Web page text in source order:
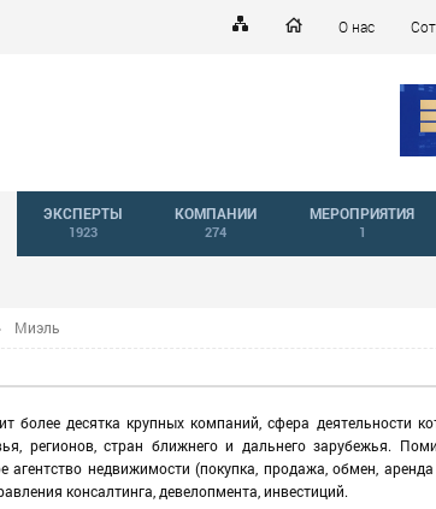
О нас
ЭКСПЕРТЫ
1923
КОМПАНИИ
274
МЕРОПРИЯТИЯ
1
Миэль
более десятка крупных компаний, сфера деятельности
регионов, стран ближнего и дальнего зарубежья.
агентство недвижимости (покупка, продажа, обмен,
консалтинга, девелопмента, инвестиций.